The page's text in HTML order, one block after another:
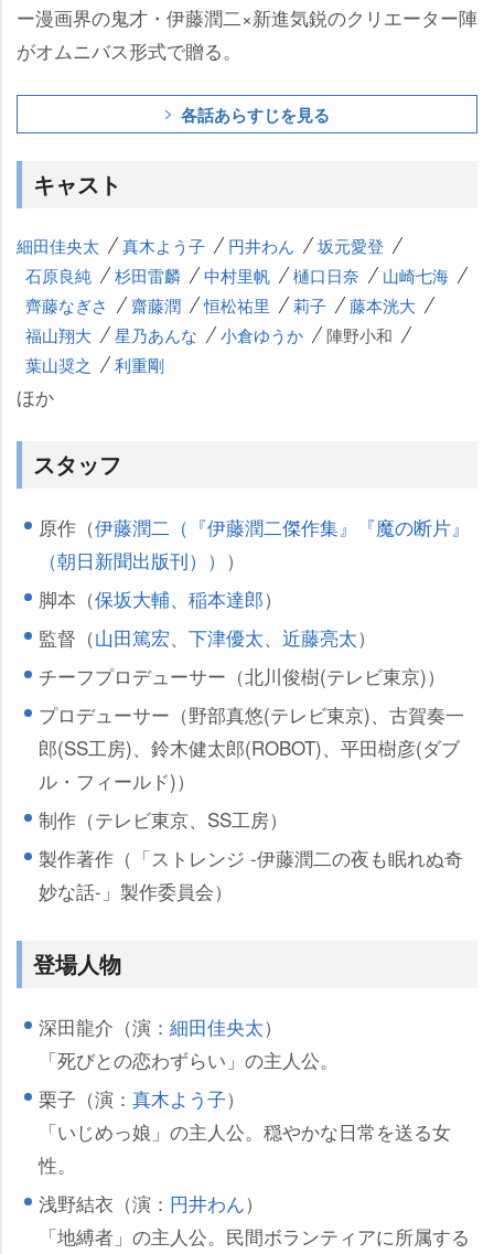
ー漫画界の鬼才・伊藤潤二×新進気鋭のクリエーター陣
がオムニバス形式で贈る。
各話あらすじを見る
キャスト
細田佳央太 真木よう子 円井わん
坂元愛登
石原良純
杉田雷麟 中村里帆 樋口日奈
山崎七海
齊藤なぎさ
齋藤潤 恒松祐里 莉子
藤本洸大
福山翔大
星乃あんな 小倉ゆうか
陣野小和
葉山奨之
利重剛
ほか
スタッフ
原作（伊藤潤二（『伊藤潤二傑作集』『魔の断片』
（朝日新聞出版刊）） ）
脚本（保坂大輔、 稲本達郎）
監督（山田篤宏、 下津優太、 近藤亮太）
チーフプロデューサー（北川俊樹(テレビ東京)）
プロデューサー（野部真悠(テレビ東京)、古賀奏一
郎(SS工房)、鈴木健太郎(ROBOT)、平田樹彦(ダブ
ル・フィールド)）
制作（テレビ東京、SS工房）
製作著作（「ストレンジ -伊藤潤二の夜も眠れぬ奇
妙な話-」製作委員会）
登場人物
深田龍介（演： 細田佳央太）
「死びとの恋わずらい」の主人公。
栗子（演： 真木よう子）
「いじめっ娘」の主人公。穏やかな日常を送る女
性。
浅野結衣（演： 円井わん）
「地縛者」の主人公。民間ボランティアに所属する